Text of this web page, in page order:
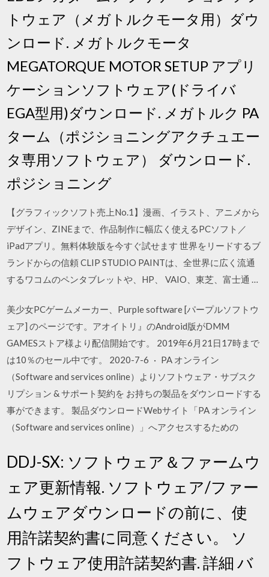
トウェア（メガトルクモータ用）ダウ
ンロード. メガトルクモータ
MEGATORQUE MOTOR SETUP アプリ
ケーションソフトウェア(ドライバ
EGA型用)ダウンロード. メガトルク PA
ターム（ポジショニングアクチュエー
タ専用ソフトウェア） ダウンロード.
ポジショニング
【グラフィックソフト売上No.1】漫画、イラスト、アニメから
デザイン、ZINEまで、作品制作に幅広く使えるPCソフト／
iPadアプリ。無料体験版を今すぐ試せます 世界をリードするブ
ランドからの信頼 CLIP STUDIO PAINTは、全世界に広く流通
するワコムのペンタブレットや、HP、 VAIO、東芝、富士通 …
美少女PCゲームメーカー、Purple software [パープルソフトウ
ェア] のページです。アオイトリ』のAndroid版がDMM
GAMESストア様より配信開始です。 2019年6月21日17時まで
は10％のセール中です。 2020-7-6 · PA オンライン
（Software and services online）よりソフトウェア・サブスク
リプション & サポート契約を お持ちの製品をダウンロードする
事ができます。 製品ダウンロードWebサイト「PA オンライン
（Software and services online）」へアクセスするための
DDJ-SX: ソフトウェア＆ファームウ
ェア更新情報. ソフトウェア/ファー
ムウェアダウンロードの前に、使
用許諾契約書に同意ください。 ソ
フトウェア使用許諾契約書. 詳細 バ